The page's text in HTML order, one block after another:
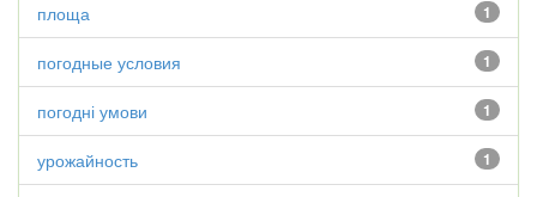
1
площа
1
погодные условия
1
погодні умови
1
урожайность